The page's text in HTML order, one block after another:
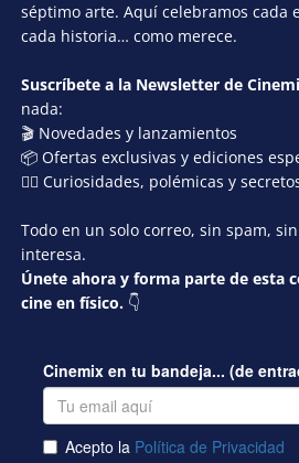
séptimo arte. Aquí celebramos cada
cada historia… como merece.
Suscríbete a la Newsletter de
nada:
🎬 Novedades y lanzamientos
📦 Ofertas exclusivas y ediciones
🕵️‍♂️ Curiosidades, polémicas y
Todo en un solo correo, sin spam,
interesa.
Únete ahora y forma parte de esta
cine en físico. 👇